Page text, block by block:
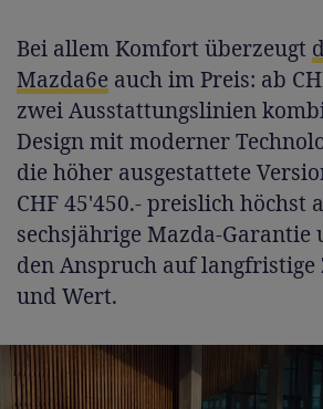
Bei allem Komfort überzeugt
Mazda6e auch im Preis: ab
zwei Ausstattungslinien
Design mit moderner
die höher ausgestattete
CHF 45'450.- preislich höchst
sechsjährige Mazda-
den Anspruch auf langfristige
und Wert.